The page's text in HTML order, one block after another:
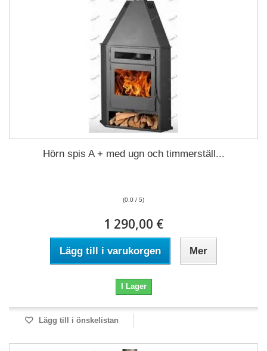
Hörn spis A + med ugn och timmerställ...
(0.0 / 5)
1 290,00 €
Lägg till i varukorgen Mer
I Lager
Lägg till i önskelistan